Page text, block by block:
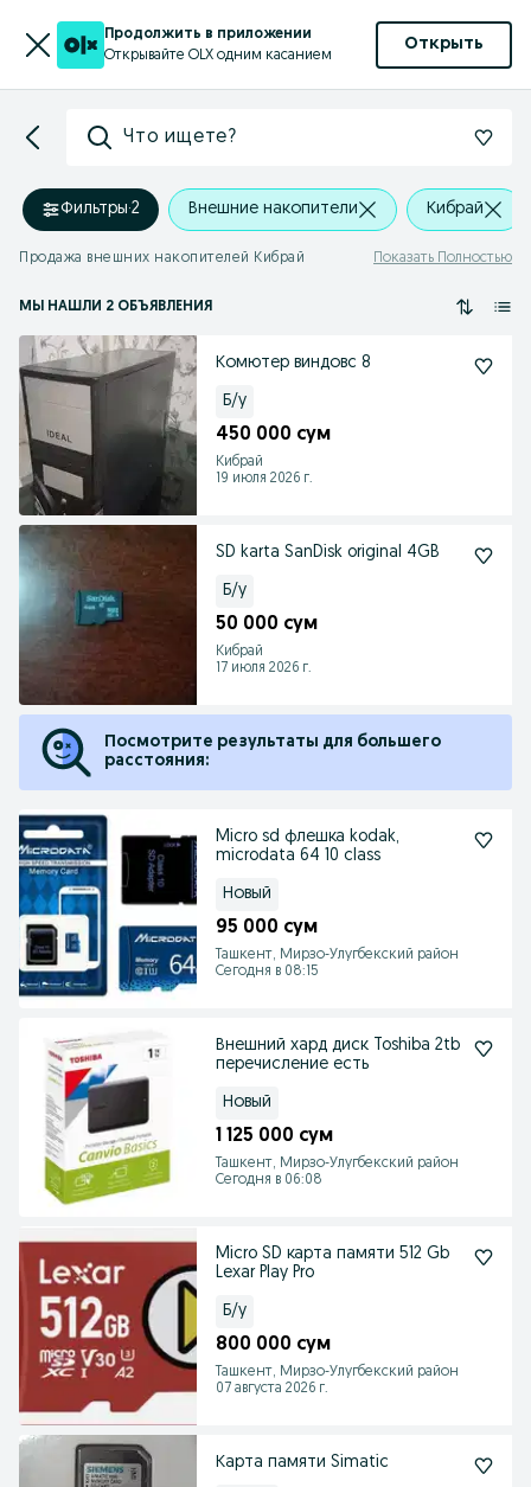
Продолжить в приложении
Открывайте OLX одним касанием
Открыть
Что ищете?
Фильтры·2 Внешние накопители Кибрай
Продажа внешних накопителей Кибрай Показать Полностью
МЫ НАШЛИ 2 ОБЪЯВЛЕНИЯ
Комютер виндовс 8
Б/у
450 000 сум
Кибрай
19 июля 2026 г.
SD karta SanDisk original 4GB
Б/у
50 000 сум
Кибрай
17 июля 2026 г.
Посмотрите результаты для большего
расстояния:
Micro sd флешка kodak,
microdata 64 10 class
Новый
95 000 сум
Ташкент, Мирзо-Улугбекский район
Сегодня в 08:15
Внешний хард диск Toshiba 2tb
перечисление есть
Новый
1 125 000 сум
Ташкент, Мирзо-Улугбекский район
Сегодня в 06:08
Micro SD карта памяти 512 Gb
Lexar Play Pro
Б/у
800 000 сум
Ташкент, Мирзо-Улугбекский район
07 августа 2026 г.
Карта памяти Simatic